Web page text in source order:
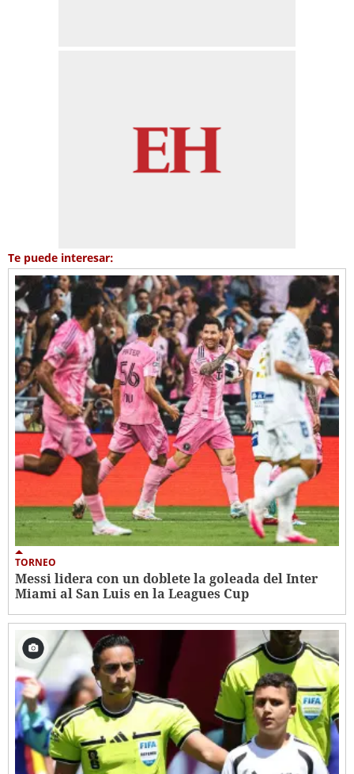
Te puede interesar:
TORNEO
Messi lidera con un doblete la goleada del Inter
Miami al San Luis en la Leagues Cup